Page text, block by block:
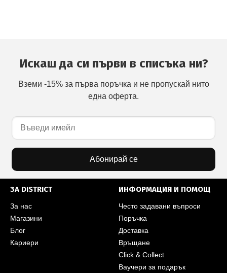
Искаш да си първи в списъка ни?
Вземи -15% за първа поръчка и не пропускай нито
една оферта.
Абонирай се
ЗА DISTRICT
За нас
Магазини
Блог
Кариери
ИНФОРМАЦИЯ И ПОМОЩ
Често задавани въпроси
Поръчка
Доставка
Връщане
Click & Collect
Ваучери за подарък